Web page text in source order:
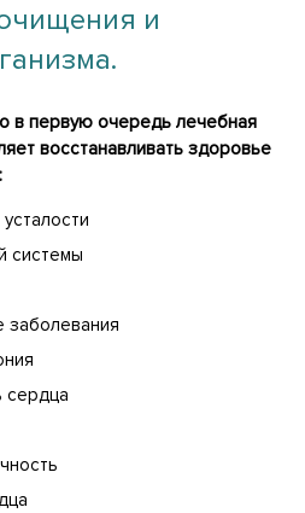
и
в первую очередь лечебная
восстанавливать здоровье
системы
заболевания
сердца